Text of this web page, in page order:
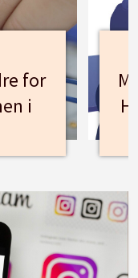
for
i